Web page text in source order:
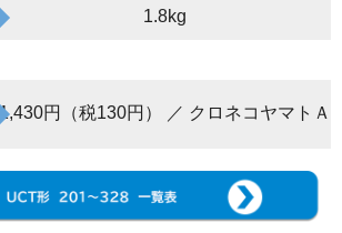
1.8kg
1,430円（税130円） ／ クロネコヤマトＡ